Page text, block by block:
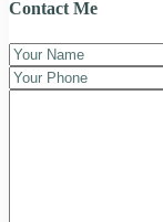
Contact Me